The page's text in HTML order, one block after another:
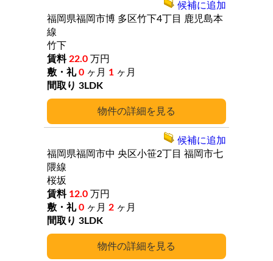
詳細
福岡県福岡市博 多区竹下4丁目
鹿児島本
線
竹下
22.0 万円
0 ヶ月 1 ヶ月
3LDK
候補に追加
詳細
福岡県福岡市中 央区小笹2丁目 福岡市七
隈線
桜坂
12.0 万円
0 ヶ月 2 ヶ月
3LDK
候補に追加